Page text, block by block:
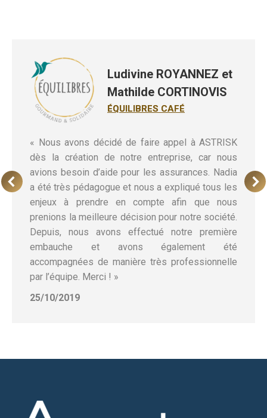
Ludivine ROYANNEZ et
Mathilde CORTINOVIS
ÉQUILIBRES CAFÉ
« Nous avons décidé de faire appel à ASTRISK
dès la création de notre entreprise, car nous
avions besoin d’aide pour les assurances. Nadia
a été très pédagogue et nous a expliqué tous les
enjeux à prendre en compte afin que nous
prenions la meilleure décision pour notre société.
Depuis, nous avons effectué notre première
embauche et avons également été
accompagnées de manière très professionnelle
par l’équipe. Merci ! »
25/10/2019